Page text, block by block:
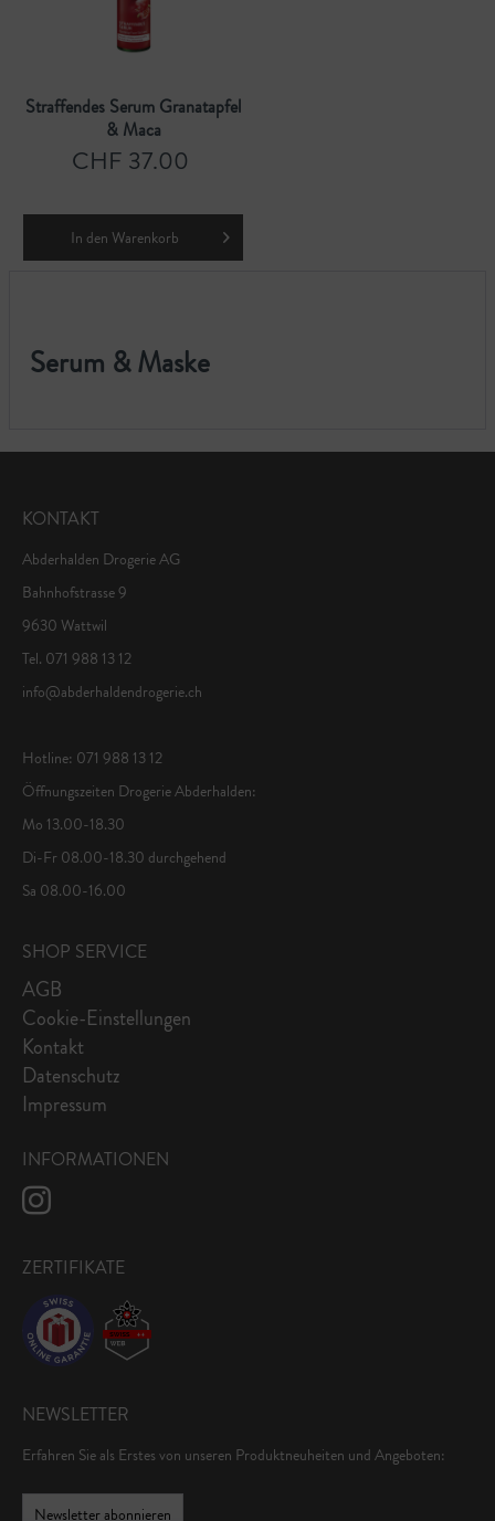
Straffendes Serum Granatapfel
& Maca
CHF 37.00
In den Warenkorb
Serum & Maske
KONTAKT
Abderhalden Drogerie AG
Bahnhofstrasse 9
9630 Wattwil
Tel. 071 988 13 12
info@abderhaldendrogerie.ch
Hotline: 071 988 13 12
Öffnungszeiten Drogerie Abderhalden:
Mo 13.00-18.30
Di-Fr 08.00-18.30 durchgehend
Sa 08.00-16.00
SHOP SERVICE
AGB
Cookie-Einstellungen
Kontakt
Datenschutz
Impressum
INFORMATIONEN
ZERTIFIKATE
NEWSLETTER
Erfahren Sie als Erstes von unseren Produktneuheiten und Angeboten:
Newsletter abonnieren